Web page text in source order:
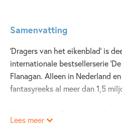
Samenvatting
'Dragers van het eikenblad' is
internationale bestsellerserie
Flanagan. Alleen in Nederland
fantasyreeks al meer dan 1,5
en Evanlyn eindelijk kunnen
Lees meer